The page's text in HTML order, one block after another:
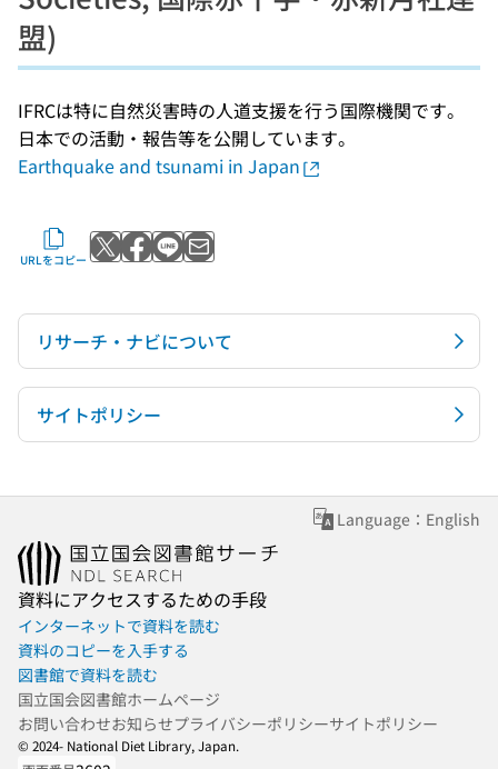
盟)
IFRCは特に自然災害時の人道支援を行う国際機関です。
日本での活動・報告等を公開しています。
Earthquake and tsunami in Japan
URLをコピー Xでポストする
Facebookでシェアする
LINEで送る
メールで送る
リサーチ・ナビについて
サイトポリシー
Language：English
資料にアクセスするための手段
インターネットで資料を読む
資料のコピーを入手する
図書館で資料を読む
国立国会図書館ホームページ
お問い合わせお知らせプライバシーポリシーサイトポリシー
© 2024- National Diet Library, Japan.